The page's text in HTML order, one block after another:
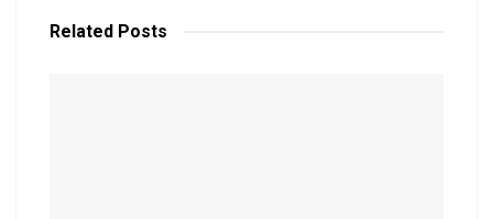
Related Posts